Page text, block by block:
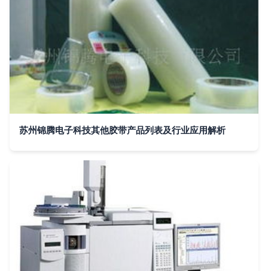
苏州锦腾电子科技其他胶带产品列表及行业应用解析